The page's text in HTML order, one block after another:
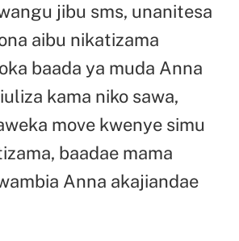
jibu sms, unanitesa
aibu nikatizama
baada ya muda Anna
kama niko sawa,
move kwenye simu
baadae mama
Anna akajiandae